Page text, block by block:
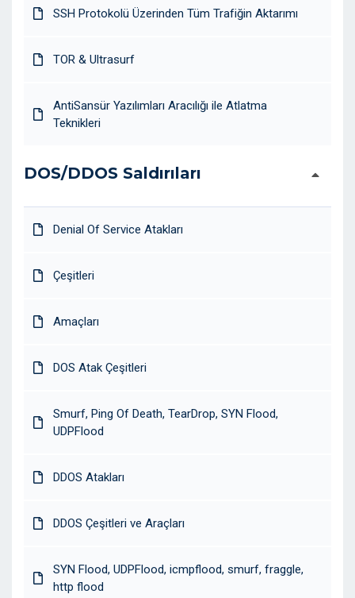
SSH Protokolü Üzerinden Tüm Trafiğin Aktarımı
TOR & Ultrasurf
AntiSansür Yazılımları Aracılığı ile Atlatma
Teknikleri
DOS/DDOS Saldırıları
Denial Of Service Atakları
Çeşitleri
Amaçları
DOS Atak Çeşitleri
Smurf, Ping Of Death, TearDrop, SYN Flood,
UDPFlood
DDOS Atakları
DDOS Çeşitleri ve Araçları
SYN Flood, UDPFlood, icmpflood, smurf, fraggle,
http flood